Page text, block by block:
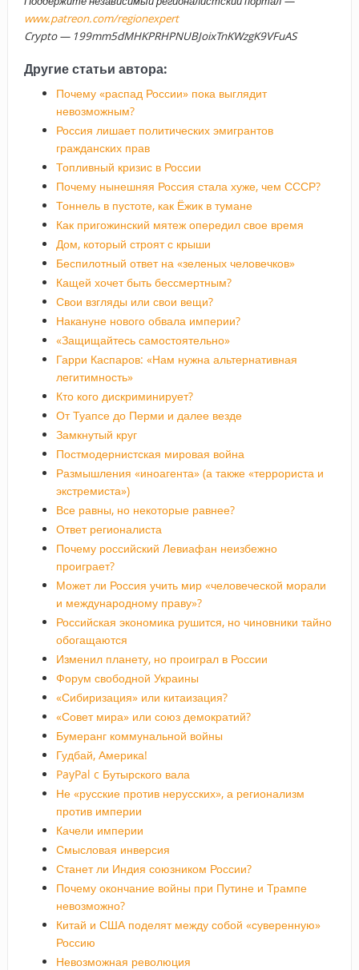
www.patreon.com/regionexpert
Crypto — 199mm5dMHKPRHPNUBJoixTnKWzgK9VFuAS
Другие статьи автора:
Почему «распад России» пока выглядит
невозможным?
Россия лишает политических эмигрантов
гражданских прав
Топливный кризис в России
Почему нынешняя Россия стала хуже, чем СССР?
Тоннель в пустоте, как Ёжик в тумане
Как пригожинский мятеж опередил свое время
Дом, который строят с крыши
Беспилотный ответ на «зеленых человечков»
Кащей хочет быть бессмертным?
Свои взгляды или свои вещи?
Накануне нового обвала империи?
«Защищайтесь самостоятельно»
Гарри Каспаров: «Нам нужна альтернативная
легитимность»
Кто кого дискриминирует?
От Туапсе до Перми и далее везде
Замкнутый круг
Постмодернистская мировая война
Размышления «иноагента» (а также «террориста и
экстремиста»)
Все равны, но некоторые равнее?
Ответ регионалиста
Почему российский Левиафан неизбежно
проиграет?
Может ли Россия учить мир «человеческой морали
и международному праву»?
Российская экономика рушится, но чиновники тайно
обогащаются
Изменил планету, но проиграл в России
Форум свободной Украины
«Сибиризация» или китаизация?
«Совет мира» или союз демократий?
Бумеранг коммунальной войны
Гудбай, Америка!
PayPal c Бутырского вала
Не «русские против нерусских», а регионализм
против империи
Качели империи
Смысловая инверсия
Станет ли Индия союзником России?
Почему окончание войны при Путине и Трампе
невозможно?
Китай и США поделят между собой «суверенную»
Россию
Невозможная революция